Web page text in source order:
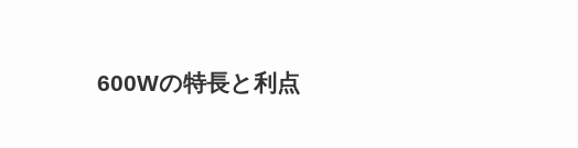
600Wの特長と利点